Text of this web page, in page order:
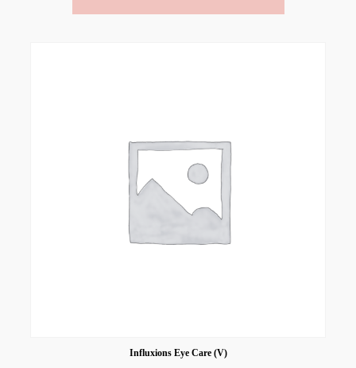
Influxions Eye Care (V)